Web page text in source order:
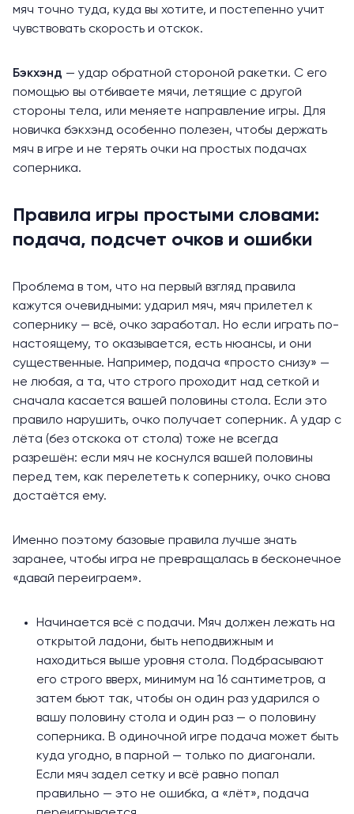
мяч точно туда, куда вы хотите, и постепенно учит
чувствовать скорость и отскок.
Бэкхэнд — удар обратной стороной ракетки. С его
помощью вы отбиваете мячи, летящие с другой
стороны тела, или меняете направление игры. Для
новичка бэкхэнд особенно полезен, чтобы держать
мяч в игре и не терять очки на простых подачах
соперника.
Правила игры простыми словами:
подача, подсчет очков и ошибки
Проблема в том, что на первый взгляд правила
кажутся очевидными: ударил мяч, мяч прилетел к
сопернику — всё, очко заработал. Но если играть по-
настоящему, то оказывается, есть нюансы, и они
существенные. Например, подача «просто снизу» —
не любая, а та, что строго проходит над сеткой и
сначала касается вашей половины стола. Если это
правило нарушить, очко получает соперник. А удар с
лёта (без отскока от стола) тоже не всегда
разрешён: если мяч не коснулся вашей половины
перед тем, как перелететь к сопернику, очко снова
достаётся ему.
Именно поэтому базовые правила лучше знать
заранее, чтобы игра не превращалась в бесконечное
«давай переиграем».
Начинается всё с подачи. Мяч должен лежать на
открытой ладони, быть неподвижным и
находиться выше уровня стола. Подбрасывают
его строго вверх, минимум на 16 сантиметров, а
затем бьют так, чтобы он один раз ударился о
вашу половину стола и один раз — о половину
соперника. В одиночной игре подача может быть
куда угодно, в парной — только по диагонали.
Если мяч задел сетку и всё равно попал
правильно — это не ошибка, а «лёт», подача